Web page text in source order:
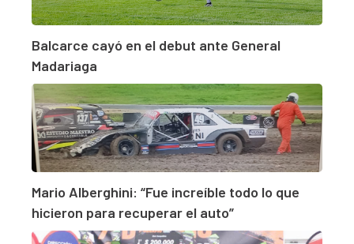
Balcarce cayó en el debut ante General
Madariaga
Mario Alberghini: “Fue increíble todo lo que
hicieron para recuperar el auto”